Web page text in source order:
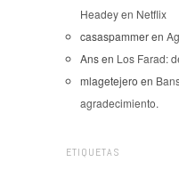
Headey en Netflix
casaspammeren
Ansen Los Farad:
mlagetejero en
agradecimiento.
ETIQUETAS